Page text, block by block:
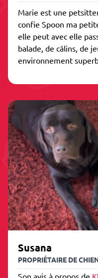
Marie est une
confie Spoon ma
elle peut avec elle
balade, de câlins, de
environnement
Susana
PROPRIÉTAIRE DE
Son avis à propos de